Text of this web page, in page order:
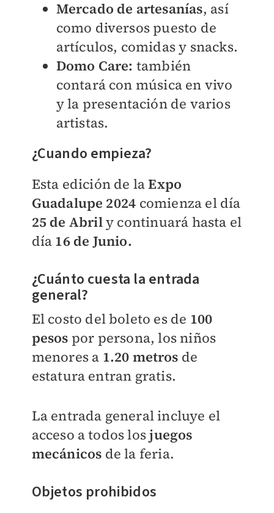
Mercado de artesanías, así
como diversos puesto de
artículos, comidas y snacks.
Domo Care: también
contará con música en vivo
y la presentación de varios
artistas.
¿Cuando empieza?
Esta edición de laExpo
Guadalupe 2024 comienza el día
25 de Abrily continuará hasta el
día 16 de Junio.
¿Cuánto cuesta la entrada
general?
El costo del boleto es de 100
pesos por persona, los niños
menores a 1.20 metros de
estatura entran gratis.
La entrada general incluye el
acceso a todos losjuegos
mecánicos de la feria.
Objetos prohibidos